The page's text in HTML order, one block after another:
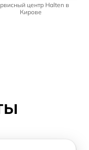
центр Halten в
Кирове